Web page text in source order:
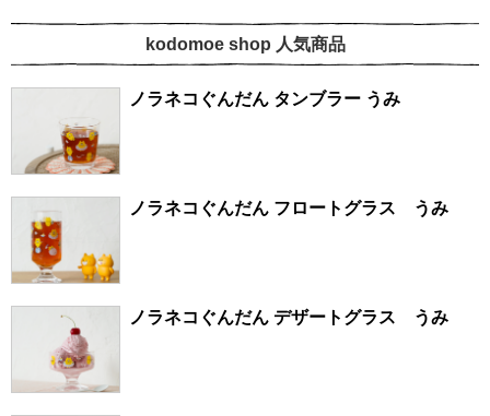
kodomoe shop 人気商品
ノラネコぐんだん タンブラー うみ
ノラネコぐんだん フロートグラス うみ
ノラネコぐんだん デザートグラス うみ